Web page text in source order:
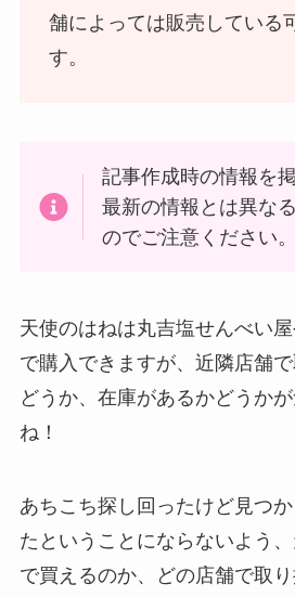
LANケーブルはどこで買える
ってる！
忍者めし鉄の鎧はどこに売っ
ソンなどのコンビニ
舗によっては販売している
す。
記事作成時の情報を
最新の情報とは異な
のでご注意ください。
天使のはねは丸吉塩せんべい
で購入できますが、近隣店舗
どうか、在庫があるかどうか
ね！
あちこち探し回ったけど見つ
たということにならないよう
で買えるのか、どの店舗で取